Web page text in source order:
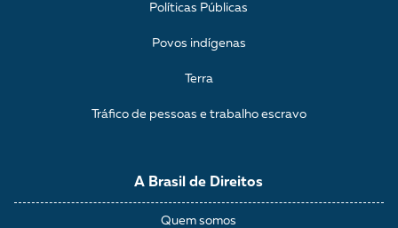
A Brasil de Direitos
Quem somos
Políticas Públicas
Povos indígenas
Terra
Tráfico de pessoas e trabalho escravo